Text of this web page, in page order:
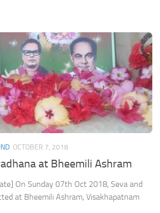
OCTOBER 7, 2018
at Bheemili Ashram
On Sunday 07th Oct 2018, Seva and
at Bheemili Ashram, Visakhapatnam